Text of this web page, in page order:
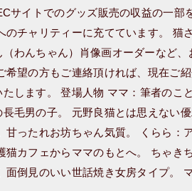
サイトでのグッズ販売の収益の一部
のチャリティーに充てています。 猫
わんちゃん）肖像画オーダーなど、
希望の方もご連絡頂ければ、現在ご
たします。 登場人物 ママ：筆者のこ
毛男の子。 元野良猫とは思えない優
甘ったれお坊ちゃん気質。 くらら：
カフェからママのもとへ。 ちゃき
面倒見のいい世話焼き女房タイプ。